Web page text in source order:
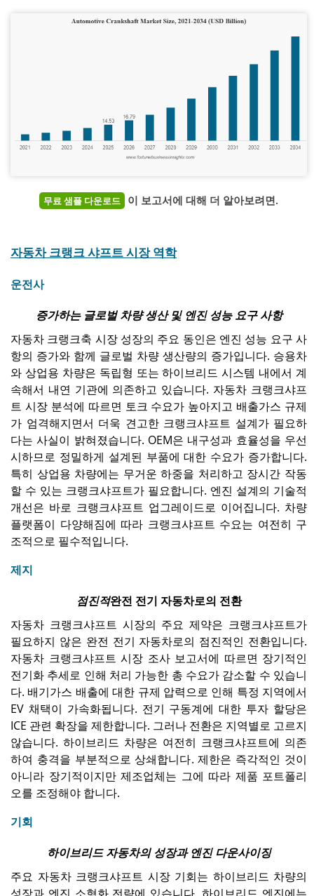
무료 샘플 다운로드 이 보고서에 대해 더 알아보려면.
자동차 크랭크 샤프트 시장 역학
운전사
증가하는 글로벌 차량 생산 및 엔진 성능 요구 사항
자동차 크랭크축 시장 성장의 주요 동인은 엔진 성능 요구 사
항의 증가와 함께 글로벌 차량 생산량의 증가입니다. 승용차
와 상업용 차량은 독립형 또는 하이브리드 시스템 내에서 계
속해서 내연 기관에 의존하고 있습니다. 자동차 크랭크샤프
트 시장 분석에 따르면 토크 수요가 높아지고 배출가스 규제
가 엄격해지면서 더욱 견고한 크랭크샤프트 설계가 필요하
다는 사실이 밝혀졌습니다. OEM은 내구성과 효율성을 우선
시하므로 정밀하게 설계된 부품에 대한 수요가 증가합니다.
특히 상업용 차량에는 무거운 하중을 처리하고 장시간 작동
할 수 있는 크랭크샤프트가 필요합니다. 엔진 설계의 기술적
개선은 바로 크랭크샤프트 업그레이드로 이어집니다. 차량
플랫폼이 다양해짐에 따라 크랭크샤프트 수요는 여전히 구
조적으로 필수적입니다.
제지
점진적완전 전기 자동차로의 전환
자동차 크랭크샤프트 시장의 주요 제약은 크랭크샤프트가
필요하지 않은 완전 전기 자동차로의 점진적인 전환입니다.
자동차 크랭크샤프트 시장 조사 보고서에 따르면 장기적인
전기화 추세로 인해 처리 가능한 총 수요가 감소할 수 있습니
다. 배기가스 배출에 대한 규제 압력으로 인해 특정 지역에서
EV 채택이 가속화됩니다. 전기 구동계에 대한 투자 할당은
ICE 관련 확장을 제한합니다. 그러나 전환은 지역별로 고르지
않습니다. 하이브리드 차량은 여전히 ​​크랭크샤프트에 의존
하여 충격을 부분적으로 상쇄합니다. 제한은 즉각적인 것이
아니라 장기적이지만 제조업체는 그에 따라 제품 포트폴리
오를 조정해야 합니다.
기회
하이브리드 자동차의 성장과 엔진 다운사이징
주요 자동차 크랭크샤프트 시장 기회는 하이브리드 차량의